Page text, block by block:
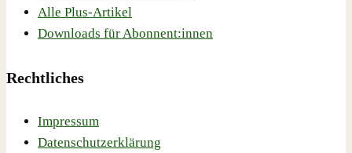
Alle Plus-Artikel
Downloads für Abonnent:innen
Rechtliches
Impressum
Datenschutzerklärung